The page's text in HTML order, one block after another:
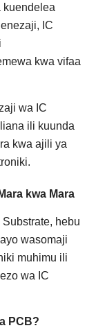
kuendelea
IC
kwa vifaa
wa IC
ili kuunda
kwa ajili ya
kwa Mara
hebu
wasomaji
muhimu ili
wa IC
PCB?